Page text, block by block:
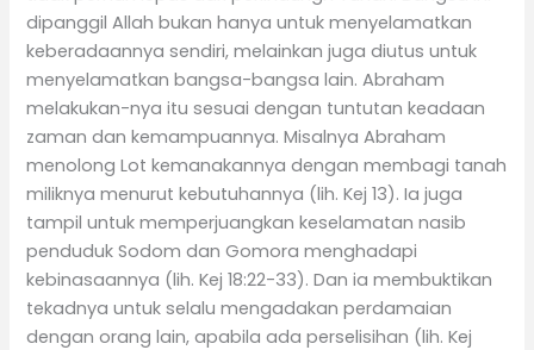
dipanggil Allah bukan hanya untuk menyelamatkan
keberadaannya sendiri, melainkan juga diutus untuk
menyelamatkan bangsa-bangsa lain. Abraham
melakukan-nya itu sesuai dengan tuntutan keadaan
zaman dan kemampuannya. Misalnya Abraham
menolong Lot kemanakannya dengan membagi tanah
miliknya menurut kebutuhannya (lih. Kej 13). Ia juga
tampil untuk memperjuangkan keselamatan nasib
penduduk Sodom dan Gomora menghadapi
kebinasaannya (lih. Kej 18:22-33). Dan ia membuktikan
tekadnya untuk selalu mengadakan perdamaian
dengan orang lain, apabila ada perselisihan (lih. Kej